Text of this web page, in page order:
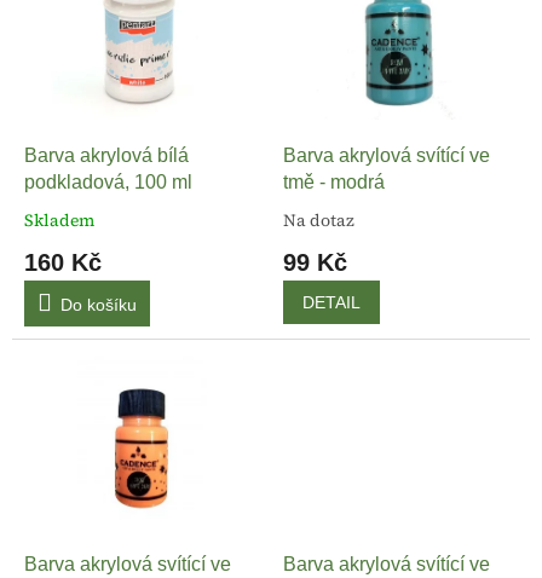
Barva akrylová bílá
podkladová, 100 ml
Skladem
160 Kč
Do košíku
Barva akrylová svítící ve
tmě - modrá
Na dotaz
99 Kč
DETAIL
Barva akrylová svítící ve
Barva akrylová svítící ve